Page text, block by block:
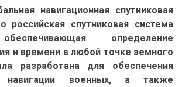
навигационная спутниковая
российская спутниковая система
определение
и времени в любой точке земного
разработана для обеспечения
навигации военных, а также